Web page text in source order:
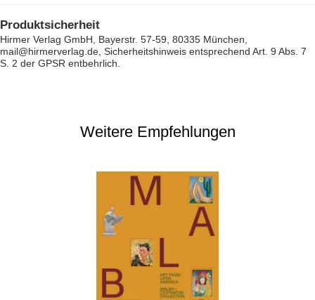
Produktsicherheit
Hirmer Verlag GmbH, Bayerstr. 57-59, 80335 München,
mail@hirmerverlag.de, Sicherheitshinweis entsprechend Art. 9 Abs. 7
S. 2 der GPSR entbehrlich.
Weitere Empfehlungen